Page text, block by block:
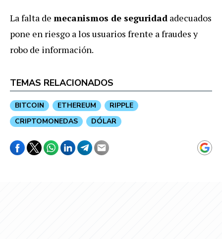
La falta de mecanismos de seguridad adecuados
pone en riesgo a los usuarios frente a fraudes y
robo de información.
TEMAS RELACIONADOS
BITCOIN ETHEREUM
RIPPLE
CRIPTOMONEDAS
DÓLAR